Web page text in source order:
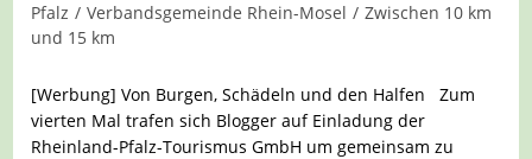
Pfalz / Verbandsgemeinde Rhein-Mosel / Zwischen 10 km
und 15 km
[Werbung] Von Burgen, Schädeln und den Halfen Zum
vierten Mal trafen sich Blogger auf Einladung der
Rheinland-Pfalz-Tourismus GmbH um gemeinsam zu